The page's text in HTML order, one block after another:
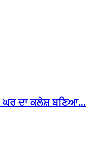
ਘਰ ਦਾ ਕਲੇਸ਼ ਬਣਿਆ...